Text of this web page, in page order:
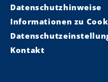
u
n
g
Datenschutzhinweise
Informationen zu
Kontakt